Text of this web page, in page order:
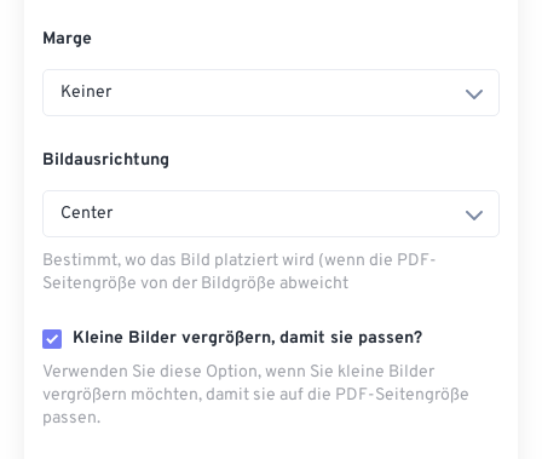
Marge
Keiner
Bildausrichtung
Center
Bestimmt, wo das Bild platziert wird (wenn die PDF-
Seitengröße von der Bildgröße abweicht
Kleine Bilder vergrößern, damit sie passen?
Verwenden Sie diese Option, wenn Sie kleine Bilder
vergrößern möchten, damit sie auf die PDF-Seitengröße
passen.